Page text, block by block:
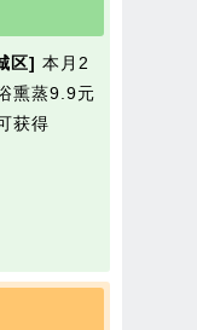
区] 本月2
熏蒸9.9元
获得